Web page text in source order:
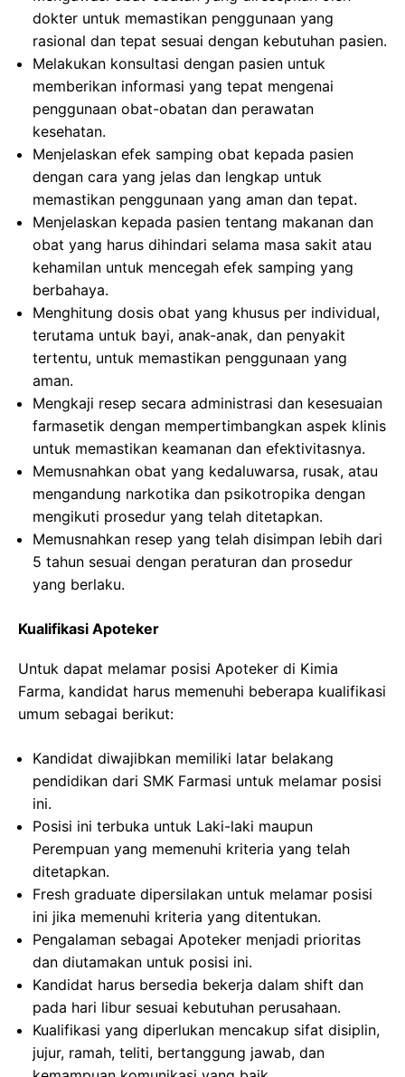
dokter untuk memastikan penggunaan yang
rasional dan tepat sesuai dengan kebutuhan pasien.
Melakukan konsultasi dengan pasien untuk
memberikan informasi yang tepat mengenai
penggunaan obat-obatan dan perawatan
kesehatan.
Menjelaskan efek samping obat kepada pasien
dengan cara yang jelas dan lengkap untuk
memastikan penggunaan yang aman dan tepat.
Menjelaskan kepada pasien tentang makanan dan
obat yang harus dihindari selama masa sakit atau
kehamilan untuk mencegah efek samping yang
berbahaya.
Menghitung dosis obat yang khusus per individual,
terutama untuk bayi, anak-anak, dan penyakit
tertentu, untuk memastikan penggunaan yang
aman.
Mengkaji resep secara administrasi dan kesesuaian
farmasetik dengan mempertimbangkan aspek klinis
untuk memastikan keamanan dan efektivitasnya.
Memusnahkan obat yang kedaluwarsa, rusak, atau
mengandung narkotika dan psikotropika dengan
mengikuti prosedur yang telah ditetapkan.
Memusnahkan resep yang telah disimpan lebih dari
5 tahun sesuai dengan peraturan dan prosedur
yang berlaku.
Kualifikasi Apoteker
Untuk dapat melamar posisi Apoteker di Kimia
Farma, kandidat harus memenuhi beberapa kualifikasi
umum sebagai berikut:
Kandidat diwajibkan memiliki latar belakang
pendidikan dari SMK Farmasi untuk melamar posisi
ini.
Posisi ini terbuka untuk Laki-laki maupun
Perempuan yang memenuhi kriteria yang telah
ditetapkan.
Fresh graduate dipersilakan untuk melamar posisi
ini jika memenuhi kriteria yang ditentukan.
Pengalaman sebagai Apoteker menjadi prioritas
dan diutamakan untuk posisi ini.
Kandidat harus bersedia bekerja dalam shift dan
pada hari libur sesuai kebutuhan perusahaan.
Kualifikasi yang diperlukan mencakup sifat disiplin,
jujur, ramah, teliti, bertanggung jawab, dan